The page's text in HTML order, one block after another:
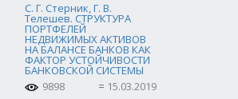
С. Г. Стерник, Г. В.
Телешев. СТРУКТУРА
ПОРТФЕЛЕЙ
НЕДВИЖИМЫХ АКТИВОВ
НА БАЛАНСЕ БАНКОВ КАК
ФАКТОР УСТОЙЧИВОСТИ
БАНКОВСКОЙ СИСТЕМЫ
9898
15.03.2019